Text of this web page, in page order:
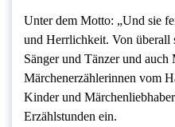
Unter dem Motto: „Und sie
und Herrlichkeit. Von überall
Sänger und Tänzer und auch
Märchenerzählerinnen vom
Kinder und
Erzählstunden ein.